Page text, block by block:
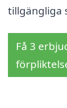
tillgängliga
Få 3